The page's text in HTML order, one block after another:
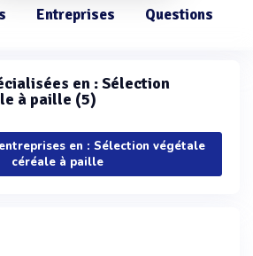
Entreprises Questions
en : Sélection
à paille (5)
en : Sélection végétale
céréale à paille